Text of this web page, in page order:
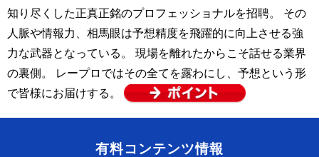
知り尽くした正真正銘のプロフェッショナルを招聘。 その
人脈や情報力、相馬眼は予想精度を飛躍的に向上させる強
力な武器となっている。 現場を離れたからこそ話せる業界
の裏側。 レープロではその全てを露わにし、予想という形
で皆様にお届けする。
有料コンテンツ情報